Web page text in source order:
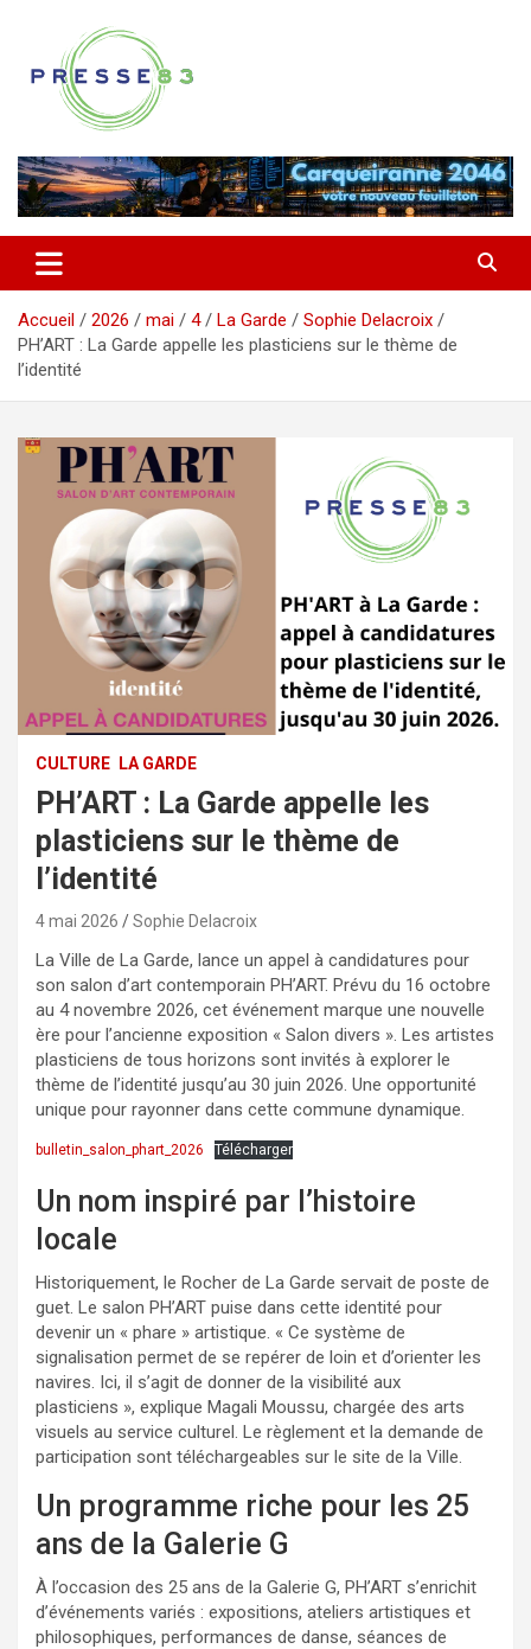
contenu
Presse 83
Accueil 2026 mai 4 La Garde
Sophie Delacroix
PH’ART : La Garde appelle les plasticiens sur le thème de
l’identité
CULTURE LA GARDE
PH’ART : La Garde appelle les
plasticiens sur le thème de
l’identité
4 mai 2026 Sophie Delacroix
La Ville de La Garde, lance un appel à candidatures pour
son salon d’art contemporain PH’ART. Prévu du 16 octobre
au 4 novembre 2026, cet événement marque une nouvelle
ère pour l’ancienne exposition « Salon divers ». Les artistes
plasticiens de tous horizons sont invités à explorer le
thème de l’identité jusqu’au 30 juin 2026. Une opportunité
unique pour rayonner dans cette commune dynamique.
bulletin_salon_phart_2026 Télécharger
Un nom inspiré par l’histoire
locale
Historiquement, le Rocher de La Garde servait de poste de
guet. Le salon PH’ART puise dans cette identité pour
devenir un « phare » artistique. « Ce système de
signalisation permet de se repérer de loin et d’orienter les
navires. Ici, il s’agit de donner de la visibilité aux
plasticiens », explique Magali Moussu, chargée des arts
visuels au service culturel. Le règlement et la demande de
participation sont téléchargeables sur le site de la Ville.
Un programme riche pour les 25
ans de la Galerie G
À l’occasion des 25 ans de la Galerie G, PH’ART s’enrichit
d’événements variés : expositions, ateliers artistiques et
philosophiques, performances de danse, séances de